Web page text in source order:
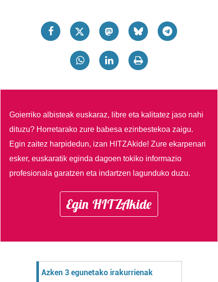
Goierriko albisteak euskaraz, libre eta kalitatez jaso nahi
dituzu? Horretarako zure babesa ezinbestekoa zaigu.
Egin zaitez harpidedun, izan HITZAkide!Zure ekarpenari
esker, euskaratik eginda dagoen tokiko informazio
profesionala garatzen eta indartzen lagunduko duzu.
Egin HITZAkide
Azken 3 egunetako irakurrienak